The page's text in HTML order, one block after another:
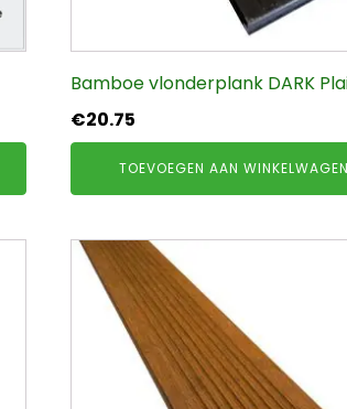
Bamboe vlonderplank DARK
€20.75
TOEVOEGEN AAN WINKELWAGEN